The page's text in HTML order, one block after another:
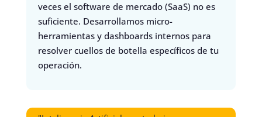
veces el software de mercado (SaaS) no es
suficiente. Desarrollamos micro-
herramientas y dashboards internos para
resolver cuellos de botella específicos de tu
operación.
